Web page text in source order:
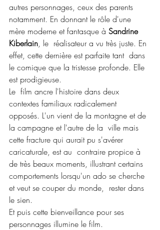
autres personnages, ceux des parents
notamment. En donnant le rôle d'une
mère moderne et fantasque à Sandrine
Kiberlain, le  réalisateur a vu très juste. En
effet, cette dernière est parfaite tant  dans
le comique que la tristesse profonde. Elle
est prodigieuse.
Le  film ancre l'histoire dans deux
contextes familiaux radicalement
opposés. L'un vient de la montagne et de
la campagne et l'autre de la  ville mais
cette fracture qui aurait pu s'avérer
caricaturale, est au  contraire propice à
de très beaux moments, illustrant certains
comportements lorsqu'un ado se cherche
et veut se couper du monde,  rester dans
le sien.
Et puis cette bienveillance pour ses
personnages illumine le film.